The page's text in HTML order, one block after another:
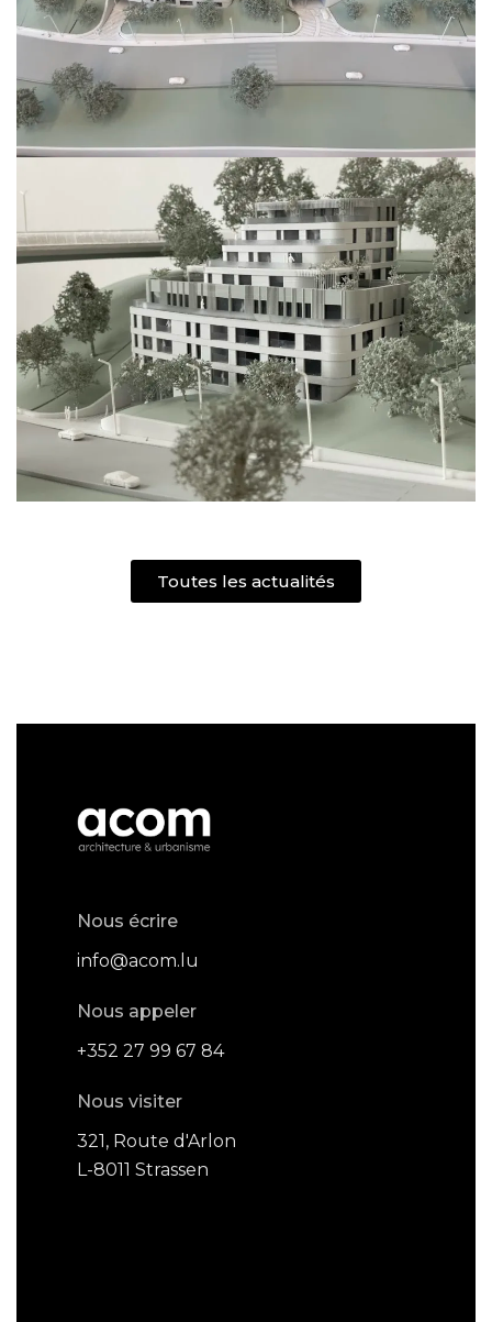
Toutes les actualités
Nous écrire
info@acom.lu
Nous appeler
+352 27 99 67 84
Nous visiter
321, Route d'Arlon
L-8011 Strassen